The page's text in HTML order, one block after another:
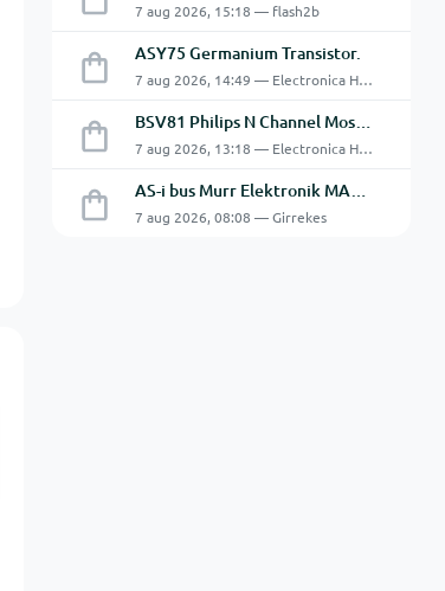
7 aug 2026, 15:18 — flash2b
ASY75 Germanium Transistor.
7 aug 2026, 14:49 — Electronica Hobbyist
BSV81 Philips N Channel Mosfet Transistors.
7 aug 2026, 13:18 — Electronica Hobbyist
AS-i bus Murr Elektronik MASI20 AS-Interface I/O-module 56440
7 aug 2026, 08:08 — Girrekes